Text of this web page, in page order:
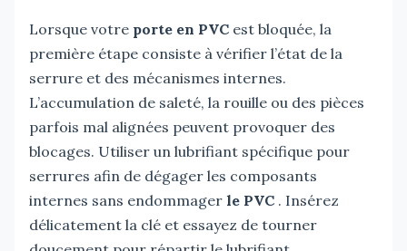
Lorsque votre porte en PVC est bloquée, la
première étape consiste à vérifier l’état de la
serrure et des mécanismes internes.
L’accumulation de saleté, la rouille ou des pièces
parfois mal alignées peuvent provoquer des
blocages. Utiliser un lubrifiant spécifique pour
serrures afin de dégager les composants
internes sans endommager le PVC . Insérez
délicatement la clé et essayez de tourner